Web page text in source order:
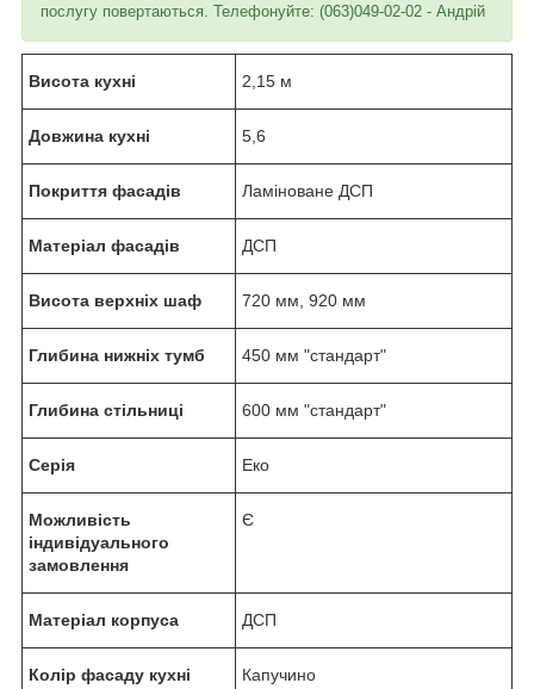
послугу повертаються. Телефонуйте: (063)049-02-02 - Андрій
Висота кухні 2,15 м
Довжина кухні 5,6
Покриття фасадів Ламіноване ДСП
Матеріал фасадів ДСП
Висота верхніх шаф 720 мм, 920 мм
Глибина нижніх тумб 450 мм "стандарт"
Глибина стільниці 600 мм "стандарт"
Серія Еко
Можливість
індивідуального
замовлення
Є
Матеріал корпуса ДСП
Колір фасаду кухні Капучино